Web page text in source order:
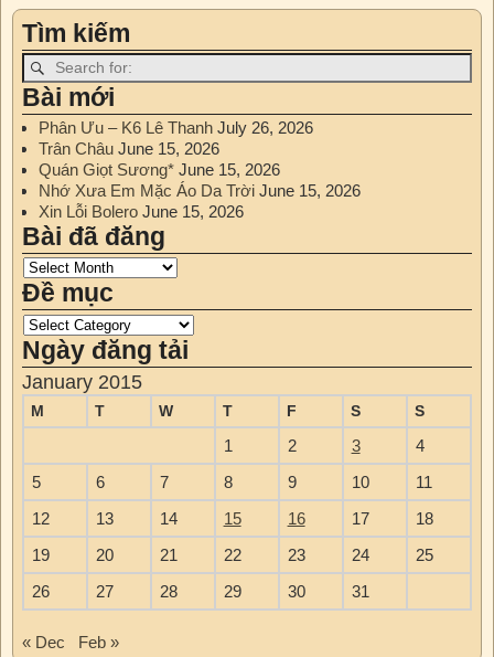
Tìm kiếm
Bài mới
Phân Ưu – K6 Lê Thanh July 26, 2026
Trân Châu June 15, 2026
Quán Giọt Sương* June 15, 2026
Nhớ Xưa Em Mặc Áo Da Trời June 15, 2026
Xin Lỗi Bolero June 15, 2026
Bài đã đăng
Đề mục
Ngày đăng tải
January 2015
M T W T F S S
1 2 3
4
5
6 7 8 9 10
11
12
13 14 15 16 17
18
19
20 21 22 23 24
25
26
27 28 29 30 31
« Dec Feb »